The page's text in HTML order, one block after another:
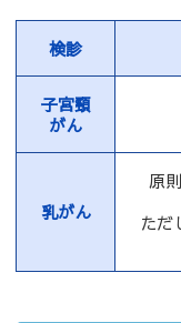
検診
子宮頸
がん
乳がん
原
ただ